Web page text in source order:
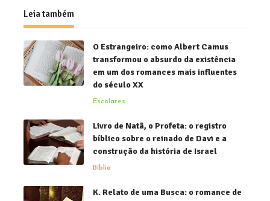
Leia também
O Estrangeiro: como Albert Camus
transformou o absurdo da existência
em um dos romances mais influentes
do século XX
Escolares
Livro de Natã, o Profeta: o registro
bíblico sobre o reinado de Davi e a
construção da história de Israel
Bíblia
K. Relato de uma Busca: o romance de